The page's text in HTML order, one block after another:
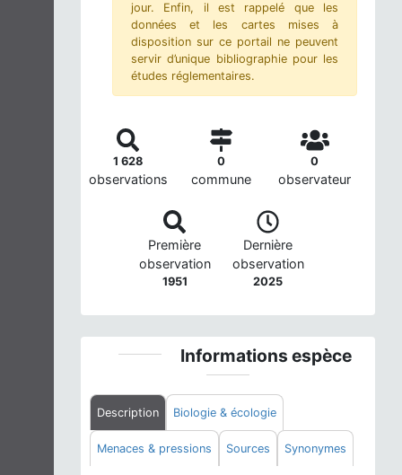
jour. Enfin, il est rappelé que les
données et les cartes mises à
disposition sur ce portail ne peuvent
servir d’unique bibliographie pour les
études réglementaires.
1 628
observations
0
commune
0
observateur
Première
observation
1951
Dernière
observation
2025
Informations espèce
Description Biologie & écologie
Menaces & pressions Sources Synonymes